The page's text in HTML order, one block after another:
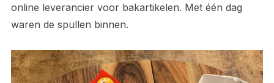
online leverancier voor bakartikelen. Met één dag
waren de spullen binnen.